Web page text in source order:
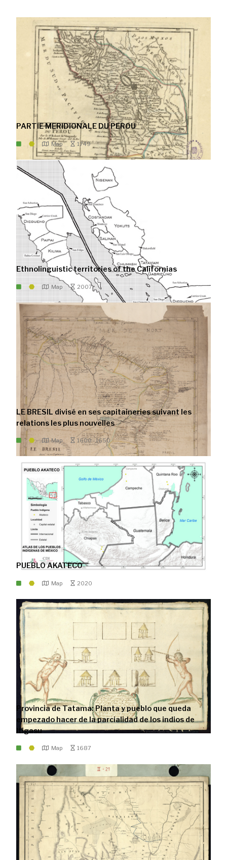
PARTIE MERIDIONALE DU PEROU
Map 1749
Ethnolinguistic territories of the Californias
Map 2007
LE BRESIL divisé en ses capitaineries suivant les
relations les plus nouvelles
Map 1600 - 1650
PUEBLO AKATECO
Map 2020
Provincia de Tatama: Planta y pueblo que queda
empezado hacer de la parcialidad de los indios de
Itigasu
Map 1687